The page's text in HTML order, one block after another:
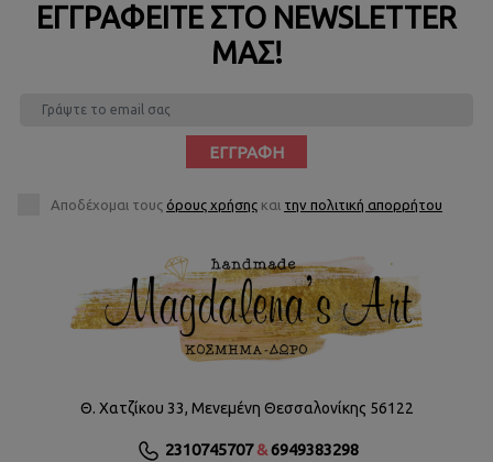
ΕΓΓΡΑΦΕΊΤΕ ΣΤΟ NEWSLETTER
ΜΑΣ!
ΕΓΓΡΑΦΉ
Αποδέχομαι τους όρους χρήσης και την πολιτική απορρήτου
Θ. Χατζίκου 33, Μενεμένη Θεσσαλονίκης 56122
2310745707&6949383298